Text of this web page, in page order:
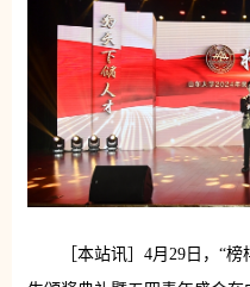
［本站讯］4月29日，“